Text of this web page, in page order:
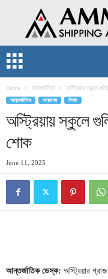
Home আন্তর্জাতিক অস্ট্রিয়ায় স্কুলে
আন্তর্জাতিক অন্যান্য শিক্ষা
অস্ট্রিয়ায় স্কুলে
শোক
June 11, 2025
আন্তর্জাতিক ডেস্ক: অস্ট্রিয়ার